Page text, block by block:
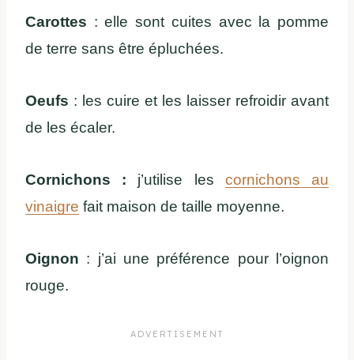
Carottes : elle sont cuites avec la pomme
de terre sans être épluchées.
Oeufs : les cuire et les laisser refroidir avant
de les écaler.
Cornichons : j’utilise les cornichons au
vinaigre fait maison de taille moyenne.
Oignon : j’ai une préférence pour l’oignon
rouge.